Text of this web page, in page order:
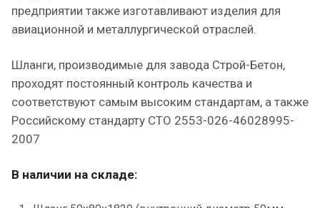
предприятии также изготавливают изделия для
авиационной и металлургической отраслей.
Шланги, производимые для завода Строй-Бетон,
проходят постоянный контроль качества и
соответствуют самым высоким стандартам, а также
Российскому стандарту СТО 2553-026-46028995-
2007
В наличии на складе: